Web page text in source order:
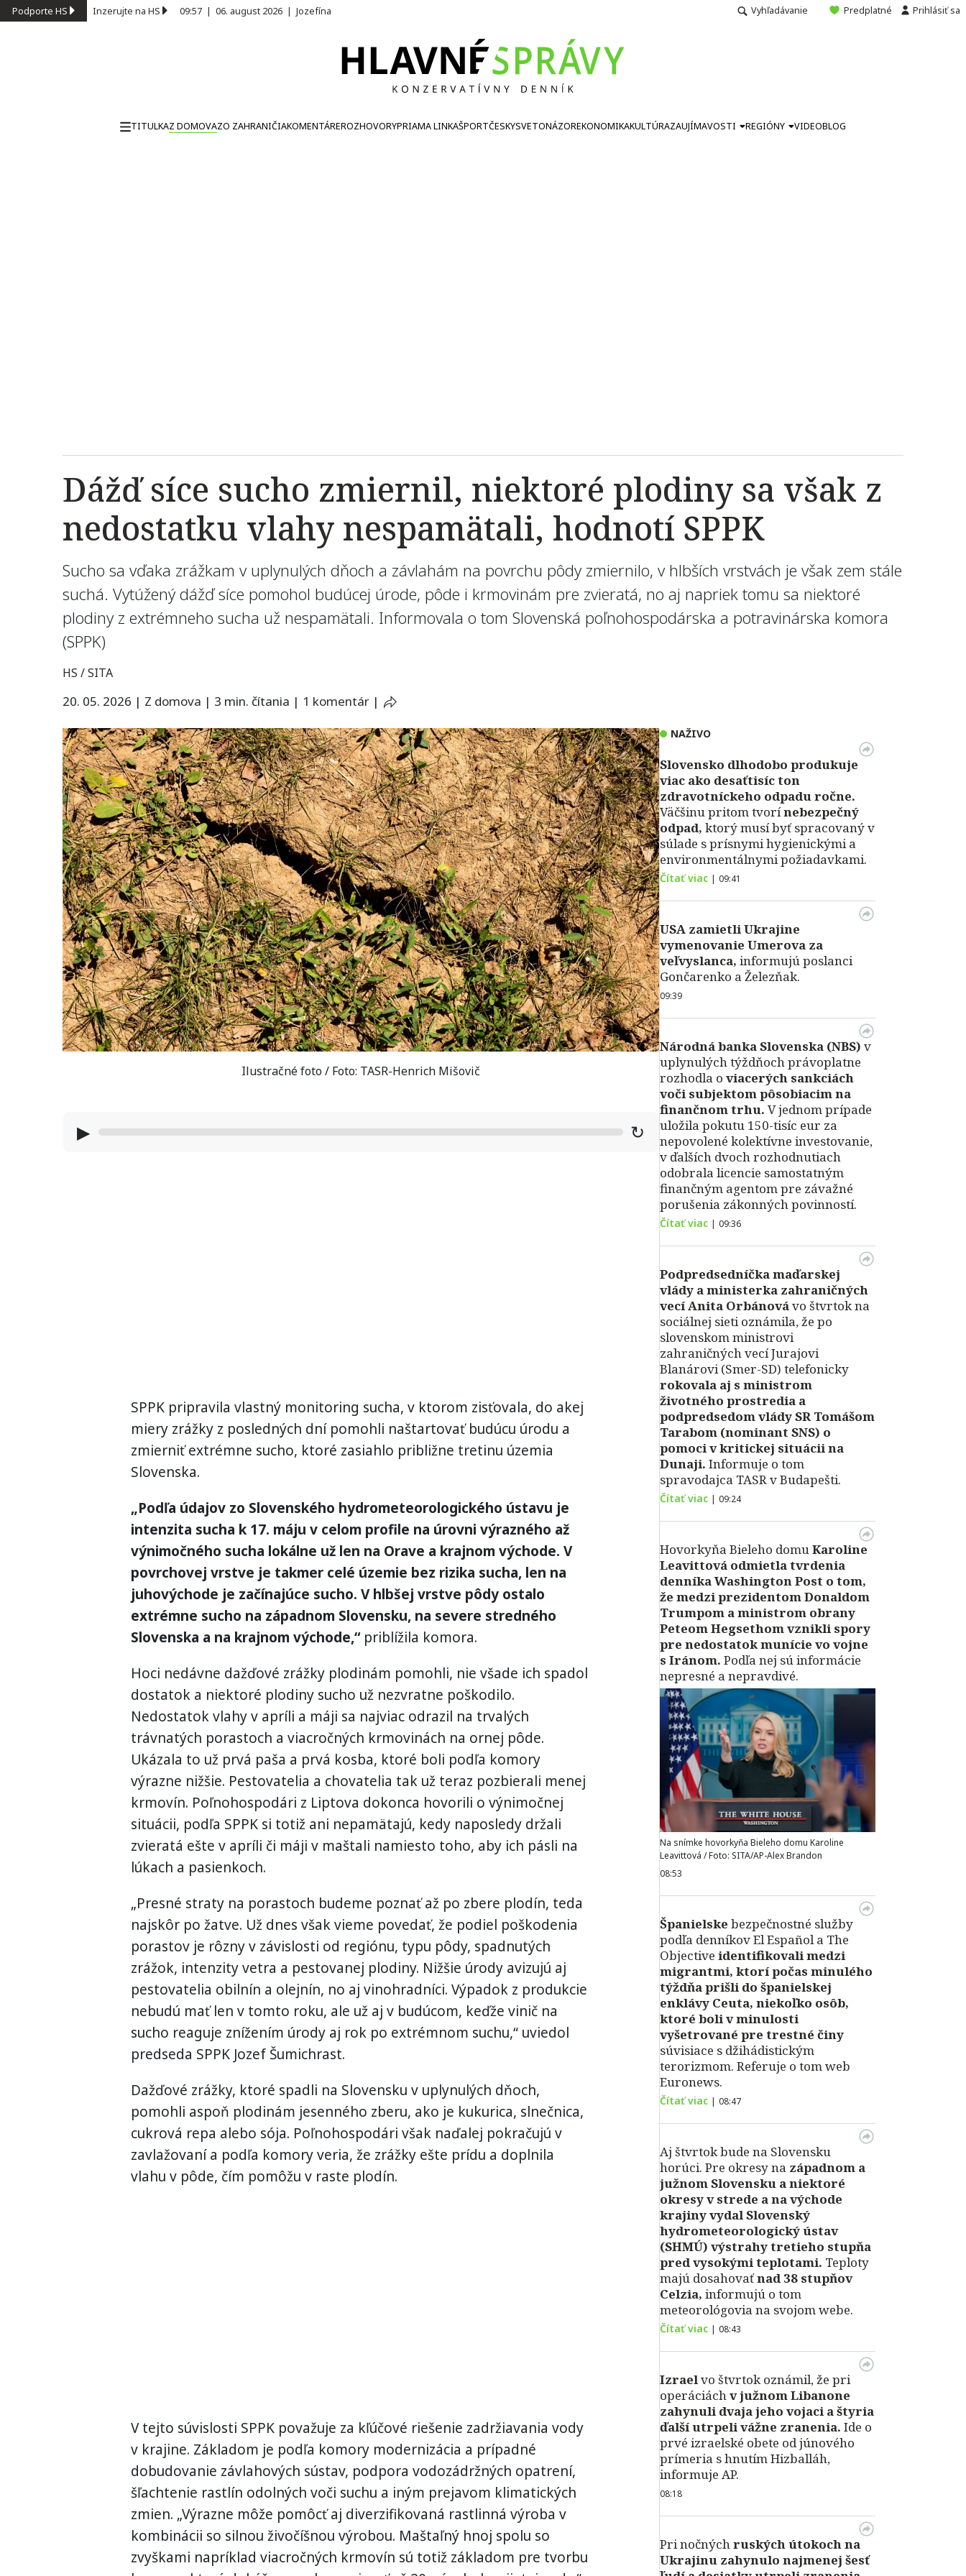
Podporte HS Inzerujte na HS 09:57 | 06. august 2026 | Jozefína Vyhľadávanie Predplatné Prihlásiť sa
TITULKAZ DOMOVAZO ZAHRANIČIAKOMENTÁREROZHOVORYPRIAMA LINKAŠPORTČESKYSVETONÁZOREKONOMIKAKULTÚRAZAUJÍMAVOSTI REGIÓNY VIDEOBLOG
Dážď síce sucho zmiernil, niektoré plodiny sa však z
nedostatku vlahy nespamätali, hodnotí SPPK
Sucho sa vďaka zrážkam v uplynulých dňoch a závlahám na povrchu pôdy zmiernilo, v hlbších vrstvách je však zem stále
suchá. Vytúžený dážď síce pomohol budúcej úrode, pôde i krmovinám pre zvieratá, no aj napriek tomu sa niektoré
plodiny z extrémneho sucha už nespamätali. Informovala o tom Slovenská poľnohospodárska a potravinárska komora
(SPPK)
HS / SITA
20. 05. 2026 | Z domova | 3 min. čítania | 1 komentár |
Ilustračné foto / Foto: TASR-Henrich Mišovič
▶ ↻
SPPK pripravila vlastný monitoring sucha, v ktorom zisťovala, do akej
miery zrážky z posledných dní pomohli naštartovať budúcu úrodu a
zmierniť extrémne sucho, ktoré zasiahlo približne tretinu územia
Slovenska.
„Podľa údajov zo Slovenského hydrometeorologického ústavu je
intenzita sucha k 17. máju v celom profile na úrovni výrazného až
výnimočného sucha lokálne už len na Orave a krajnom východe. V
povrchovej vrstve je takmer celé územie bez rizika sucha, len na
juhovýchode je začínajúce sucho. V hlbšej vrstve pôdy ostalo
extrémne sucho na západnom Slovensku, na severe stredného
Slovenska a na krajnom východe,“priblížila komora.
Hoci nedávne dažďové zrážky plodinám pomohli, nie všade ich spadol
dostatok a niektoré plodiny sucho už nezvratne poškodilo.
Nedostatok vlahy v apríli a máji sa najviac odrazil na trvalých
trávnatých porastoch a viacročných krmovinách na ornej pôde.
Ukázala to už prvá paša a prvá kosba, ktoré boli podľa komory
výrazne nižšie. Pestovatelia a chovatelia tak už teraz pozbierali menej
krmovín. Poľnohospodári z Liptova dokonca hovorili o výnimočnej
situácii, podľa SPPK si totiž ani nepamätajú, kedy naposledy držali
zvieratá ešte v apríli či máji v maštali namiesto toho, aby ich pásli na
lúkach a pasienkoch.
„Presné straty na porastoch budeme poznať až po zbere plodín, teda
najskôr po žatve. Už dnes však vieme povedať, že podiel poškodenia
porastov je rôzny v závislosti od regiónu, typu pôdy, spadnutých
zrážok, intenzity vetra a pestovanej plodiny. Nižšie úrody avizujú aj
pestovatelia obilnín a olejnín, no aj vinohradníci. Výpadok z produkcie
nebudú mať len v tomto roku, ale už aj v budúcom, keďže vinič na
sucho reaguje znížením úrody aj rok po extrémnom suchu,“ uviedol
predseda SPPK Jozef Šumichrast.
Dažďové zrážky, ktoré spadli na Slovensku v uplynulých dňoch,
pomohli aspoň plodinám jesenného zberu, ako je kukurica, slnečnica,
cukrová repa alebo sója. Poľnohospodári však naďalej pokračujú v
zavlažovaní a podľa komory veria, že zrážky ešte prídu a doplnila
vlahu v pôde, čím pomôžu v raste plodín.
V tejto súvislosti SPPK považuje za kľúčové riešenie zadržiavania vody
v krajine. Základom je podľa komory modernizácia a prípadné
dobudovanie závlahových sústav, podpora vodozádržných opatrení,
šľachtenie rastlín odolných voči suchu a iným prejavom klimatických
zmien. „Výrazne môže pomôcť aj diverzifikovaná rastlinná výroba v
kombinácii so silnou živočíšnou výrobou. Maštaľný hnoj spolu so
zvyškami napríklad viacročných krmovín sú totiž základom pre tvorbu
NAŽIVO
Slovensko dlhodobo produkuje
viac ako desaťtisíc ton
zdravotníckeho odpadu ročne.
Väčšinu pritom tvorínebezpečný
odpad, ktorý musí byť spracovaný v
súlade s prísnymi hygienickými a
environmentálnymi požiadavkami.
Čítať viac | 09:41
USA zamietli Ukrajine
vymenovanie Umerova za
veľvyslanca, informujú poslanci
Gončarenko a Železňak.
09:39
Národná banka Slovenska (NBS) v
uplynulých týždňoch právoplatne
rozhodla o viacerých sankciách
voči subjektom pôsobiacim na
finančnom trhu. V jednom prípade
uložila pokutu 150-tisíc eur za
nepovolené kolektívne investovanie,
v ďalších dvoch rozhodnutiach
odobrala licencie samostatným
finančným agentom pre závažné
porušenia zákonných povinností.
Čítať viac | 09:36
Podpredsedníčka maďarskej
vlády a ministerka zahraničných
vecí Anita Orbánovávo štvrtok na
sociálnej sieti oznámila, že po
slovenskom ministrovi
zahraničných vecí Jurajovi
Blanárovi (Smer-SD) telefonicky
rokovala aj s ministrom
životného prostredia a
podpredsedom vlády SR Tomášom
Tarabom (nominant SNS) o
pomoci v kritickej situácii na
Dunaji. Informuje o tom
spravodajca TASR v Budapešti.
Čítať viac | 09:24
Hovorkyňa Bieleho domuKaroline
Leavittová odmietla tvrdenia
denníka Washington Post o tom,
že medzi prezidentom Donaldom
Trumpom a ministrom obrany
Peteom Hegsethom vznikli spory
pre nedostatok munície vo vojne
s Iránom. Podľa nej sú informácie
nepresné a nepravdivé.
Na snímke hovorkyňa Bieleho domu Karoline
Leavittová / Foto: SITA/AP-Alex Brandon
08:53
Španielske bezpečnostné služby
podľa denníkov El Español a The
Objective identifikovali medzi
migrantmi, ktorí počas minulého
týždňa prišli do španielskej
enklávy Ceuta, niekoľko osôb,
ktoré boli v minulosti
vyšetrované pre trestné činy
súvisiace s džihádistickým
terorizmom. Referuje o tom web
Euronews.
Čítať viac | 08:47
Aj štvrtok bude na Slovensku
horúci. Pre okresy na západnom a
južnom Slovensku a niektoré
okresy v strede a na východe
krajiny vydal Slovenský
hydrometeorologický ústav
(SHMÚ) výstrahy tretieho stupňa
pred vysokými teplotami. Teploty
majú dosahovaťnad 38 stupňov
Celzia, informujú o tom
meteorológovia na svojom webe.
Čítať viac | 08:43
Izraelvo štvrtok oznámil, že pri
operáciáchv južnom Libanone
zahynuli dvaja jeho vojaci a štyria
ďalší utrpeli vážne zranenia. Ide o
prvé izraelské obete od júnového
prímeria s hnutím Hizballáh,
informuje AP.
08:18
Pri nočnýchruských útokoch na
Ukrajinu zahynulo najmenej šesť